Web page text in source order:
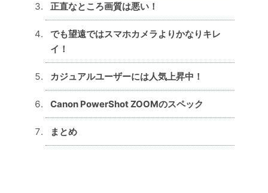
正直なところ画質は悪い！
でも望遠ではスマホカメラよりかなりキレ
イ！
カジュアルユーザーには人気上昇中！
Canon PowerShot ZOOMのスペック
まとめ